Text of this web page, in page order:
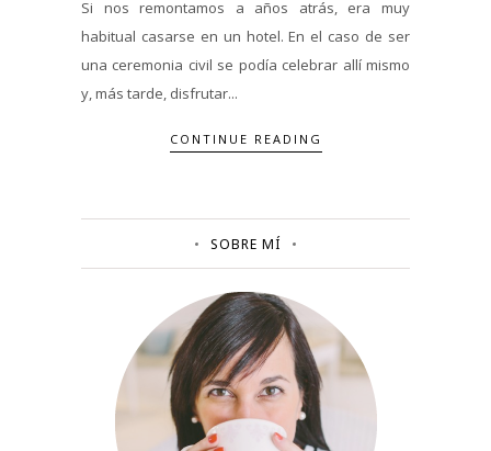
Si nos remontamos a años atrás, era muy
habitual casarse en un hotel. En el caso de ser
una ceremonia civil se podía celebrar allí mismo
y, más tarde, disfrutar...
CONTINUE READING
SOBRE MÍ